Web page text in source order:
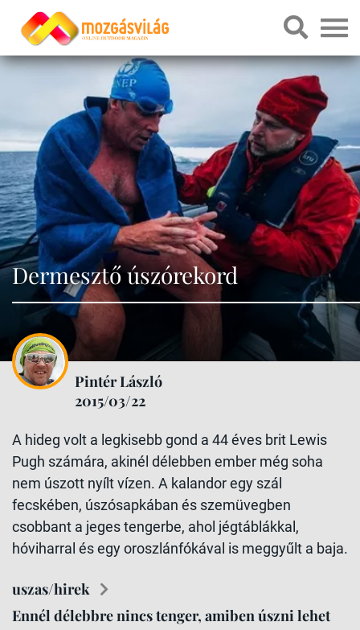
Dermesztő úszórekord
Pintér László
2015/03/22
A hideg volt a legkisebb gond a 44 éves brit Lewis
Pugh számára, akinél délebben ember még soha
nem úszott nyílt vízen. A kalandor egy szál
fecskében, úszósapkában és szemüvegben
csobbant a jeges tengerbe, ahol jégtáblákkal,
hóviharral és egy oroszlánfókával is meggyűlt a baja.
uszas/hirek
Ennél délebbre nincs tenger, amiben úszni lehet